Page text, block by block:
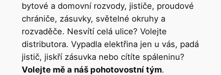
bytové a domovní rozvody, jističe, proudové
chrániče, zásuvky, světelné okruhy a
rozvaděče. Nesvítí celá ulice? Volejte
distributora. Vypadla elektřina jen u vás, padá
jistič, jiskří zásuvka nebo cítíte spáleninu?
Volejte mě a náš pohotovostní tým.